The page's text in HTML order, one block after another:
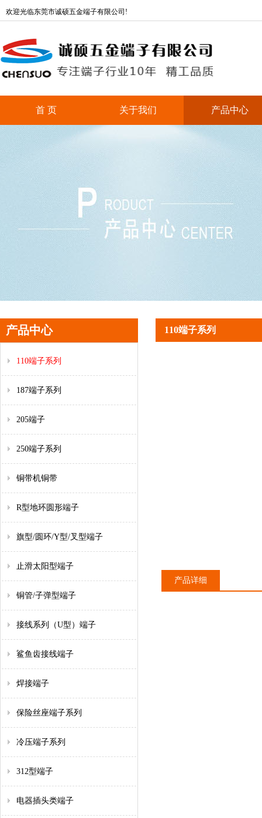
欢迎光临东莞市诚硕五金端子有限公司!
首 页 关于我们 产品中心
产品中心
110端子系列
187端子系列
205端子
250端子系列
铜带机铜带
R型地环圆形端子
旗型/圆环/Y型/叉型端子
止滑太阳型端子
铜管/子弹型端子
接线系列（U型）端子
鲨鱼齿接线端子
焊接端子
保险丝座端子系列
冷压端子系列
312型端子
电器插头类端子
110端子系列
产品详细